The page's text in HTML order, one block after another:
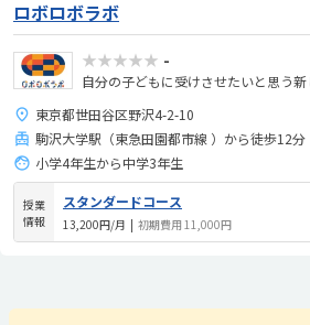
ロボロボラボ
★★★★★ -
自分の子どもに受けさせたいと思う
東京都世田谷区野沢4-2-10
駒沢大学駅（東急田園都市線 ）から徒歩12分
小学4年生から中学3年生
授業
情報
スタンダードコース
13,200円/月 | 初期費用 11,000円